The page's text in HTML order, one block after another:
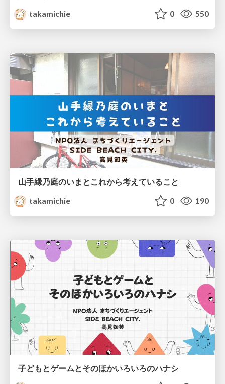
takamichie
0 550
山手縁乃庭のいまとこれから考えていること
takamichie
0 190
子どもとゲームとそのほかいろいろのハナシ